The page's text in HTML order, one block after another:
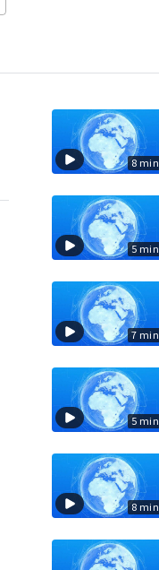
8 min
5 min
7 min
5 min
8 min